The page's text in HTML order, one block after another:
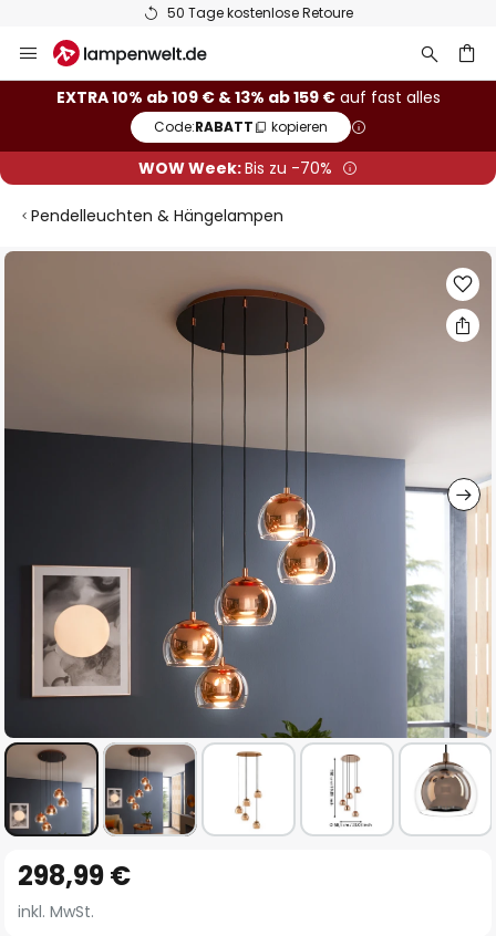
50 Tage kostenlose Retoure
Inhalt
springen
EXTRA 10% ab 109 € & 13% ab 159 €auf fast alles
Code:RABATT kopieren
WOW Week:Bis zu -70%
Pendelleuchten & Hängelampen
Zum
Anfang
der
298,99 €
inkl. MwSt.